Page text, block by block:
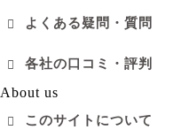
よくある疑問・質問
各社の口コミ・評判
About us
このサイトについて